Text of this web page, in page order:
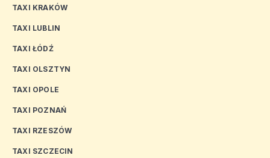
TAXI KRAKÓW
TAXI LUBLIN
TAXI ŁÓDŹ
TAXI OLSZTYN
TAXI OPOLE
TAXI POZNAŃ
TAXI RZESZÓW
TAXI SZCZECIN